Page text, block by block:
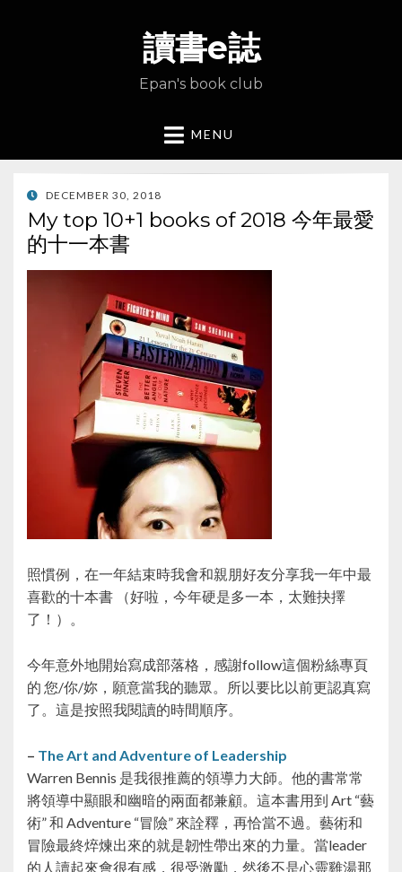
讀書e誌
Epan's book club
MENU
POSTED
ON
DECEMBER 30, 2018
My top 10+1 books of 2018 今年最愛
的十一本書
照慣例，在一年結束時我會和親朋好友分享我一年中最
喜歡的十本書 （好啦，今年硬是多一本，太難抉擇
了！）。
今年意外地開始寫成部落格，感謝follow這個粉絲專頁
的 您/你/妳，願意當我的聽眾。所以要比以前更認真寫
了。這是按照我閱讀的時間順序。
– The Art and Adventure of Leadership
Warren Bennis 是我很推薦的領導力大師。他的書常常
將領導中顯眼和幽暗的兩面都兼顧。這本書用到 Art “藝
術” 和 Adventure “冒險” 來詮釋，再恰當不過。藝術和
冒險最終焠煉出來的就是韌性帶出來的力量。當leader
的人讀起來會很有感，很受激勵，然後不是心靈雞湯那